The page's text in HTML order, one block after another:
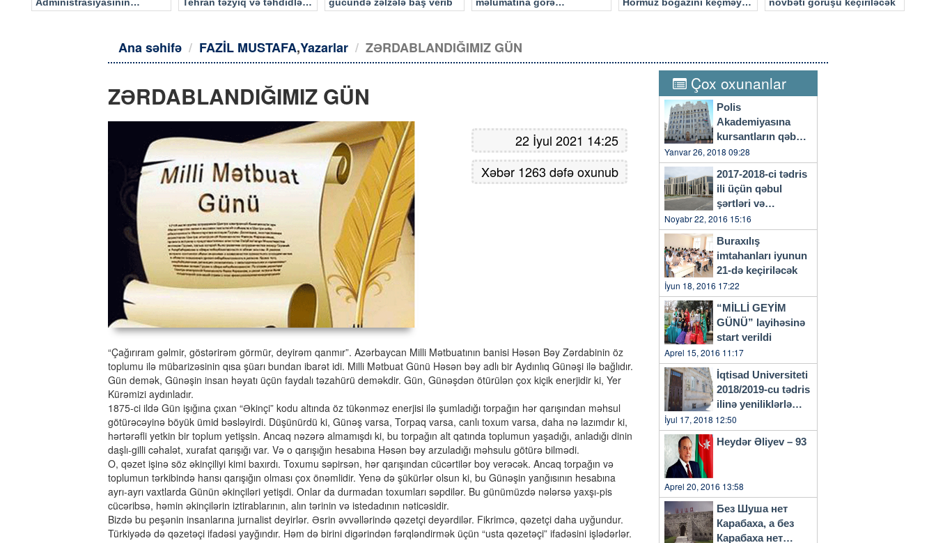
Ana səhifə FAZİL MUSTAFA,Yazarlar ZƏRDABLANDIĞIMIZ GÜN
ZƏRDABLANDIĞIMIZ GÜN
22 İyul 2021 14:25
Xəbər 1263 dəfə oxunub
“Çağırıram gəlmir, göstərirəm görmür, deyirəm qanmır”. Azərbaycan Milli Mətbuatının banisi Həsən Bəy Zərdabinin öz
toplumu ilə mübarizəsinin qısa şüarı bundan ibarət idi. Milli Mətbuat Günü Həsən bəy adlı bir Aydınlıq Günəşi ilə bağlıdır.
Gün demək, Günəşin insan həyatı üçün faydalı təzahürü deməkdir. Gün, Günəşdən ötürülən çox kiçik enerjidir ki, Yer
Kürəmizi aydınladır.
1875-ci ildə Gün işığına çıxan “Əkinçi” kodu altında öz tükənməz enerjisi ilə şumladığı torpağın hər qarışından məhsul
götürəcəyinə böyük ümid bəsləyirdi. Düşünürdü ki, Günəş varsa, Torpaq varsa, canlı toxum varsa, daha nə lazımdır ki,
hərtərəfli yetkin bir toplum yetişsin. Ancaq nəzərə almamışdı ki, bu torpağın alt qatında toplumun yaşadığı, anladığı dinin
daşlı-gilli cəhalət, xurafat qarışığı var. Və o qarışığın hesabına Həsən bəy arzuladığı məhsulu götürə bilmədi.
O, qəzet işinə söz əkinçiliyi kimi baxırdı. Toxumu səpirsən, hər qarışından cücərtilər boy verəcək. Ancaq torpağın və
toplumun tərkibində hansı qarışığın olması çox önəmlidir. Yenə də şükürlər olsun ki, bu Günəşin yanğısının hesabına
ayrı-ayrı vaxtlarda Günün əkinçiləri yetişdi. Onlar da durmadan toxumları səpdilər. Bu günümüzdə nələrsə yaxşı-pis
cücəribsə, həmin əkinçilərin iztirablarının, alın tərinin və istedadının nəticəsidir.
Bizdə bu peşənin insanlarına jurnalist deyirlər. Əsrin əvvəllərində qəzetçi deyərdilər. Fikrimcə, qəzetçi daha uyğundur.
Türkiyədə də qəzetəçi ifadəsi yayğındır. Həm də birini digərindən fərqləndirmək üçün “usta qəzetəçi” ifadəsini işlədərlər.
Çox oxunanlar
Polis
Akademiyasına
kursantların qəbulu
başlayıb
Yanvar 26, 2018 09:28
2017-2018-ci tədris
ili üçün qəbul
şərtləri və
qaydaları…
Noyabr 22, 2016 15:16
Buraxılış
imtahanları iyunun
21-də keçiriləcək
İyun 18, 2016 17:22
“MİLLİ GEYİM
GÜNÜ” layihəsinə
start verildi
Aprel 15, 2016 11:17
İqtisad Universiteti
2018/2019-cu tədris
ilinə yeniliklərlə
başlayacaq
İyul 17, 2018 12:50
Heydər Əliyev – 93
Aprel 20, 2016 13:58
Без Шуша нет
Карабаха, а без
Карабаха нет